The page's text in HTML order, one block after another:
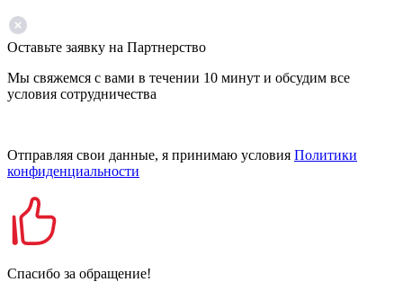
Оставьте заявку на Партнерство
Мы свяжемся с вами в течении 10 минут и обсудим все
условия сотрудничества
Отправляя свои данные, я принимаю условия Политики
конфиденциальности
Спасибо за обращение!